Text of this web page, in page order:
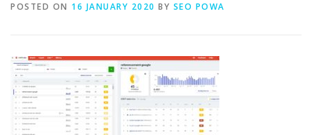
POSTED ON 16 JANUARY 2020 BY SEO POWA